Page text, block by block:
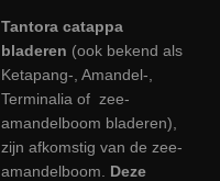
Tantora catappa
bladeren (ook bekend als
Ketapang-, Amandel-,
Terminalia of zee-
amandelboom bladeren),
zijn afkomstig van de zee-
amandelboom.
Deze